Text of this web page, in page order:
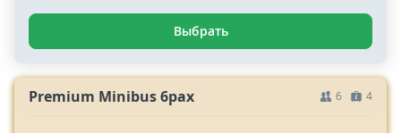
Выбрать
Premium Minibus 6pax 6 4